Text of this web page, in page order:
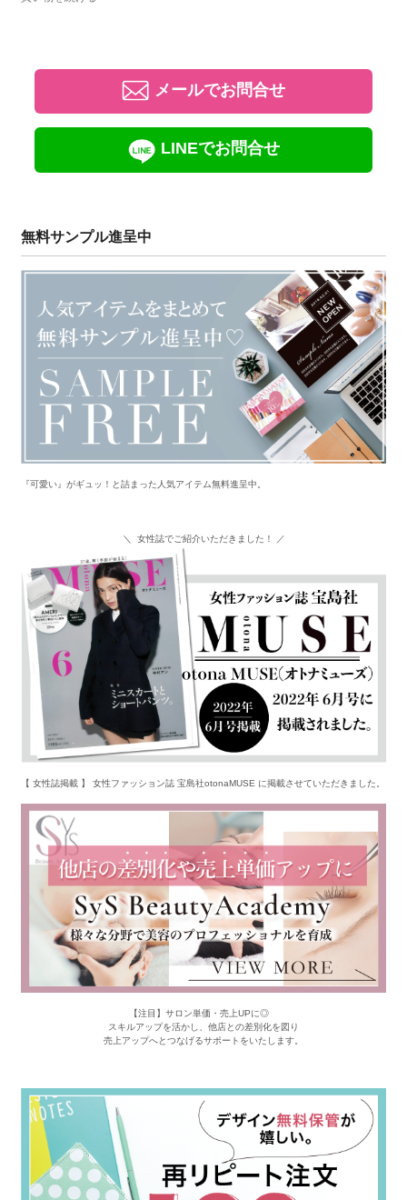
メールでお問合せ
LINEでお問合せ
無料サンプル進呈中
『可愛い』がギュッ！と詰まった人気アイテム無料進呈中。
＼ 女性誌でご紹介いただきました！ ／
【 女性誌掲載 】 女性ファッション誌 宝島社otonaMUSE に掲載させていただきました。
【注目】サロン単価・売上UPに◎
スキルアップを活かし、他店との差別化を図り
売上アップへとつなげるサポートをいたします。